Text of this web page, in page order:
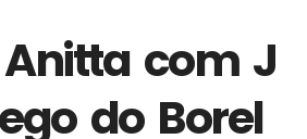
com J
do Borel